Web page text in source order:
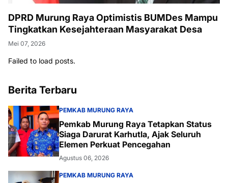
DPRD Murung Raya Optimistis BUMDes Mampu
Tingkatkan Kesejahteraan Masyarakat Desa
Mei 07, 2026
Failed to load posts.
Berita Terbaru
PEMKAB MURUNG RAYA
Pemkab Murung Raya Tetapkan Status
Siaga Darurat Karhutla, Ajak Seluruh
Elemen Perkuat Pencegahan
Agustus 06, 2026
PEMKAB MURUNG RAYA